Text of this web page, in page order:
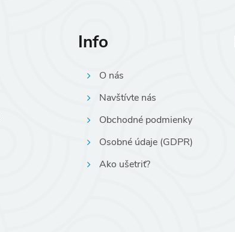
Info
O nás
Navštívte nás
Obchodné podmienky
Osobné údaje (GDPR)
Ako ušetriť?